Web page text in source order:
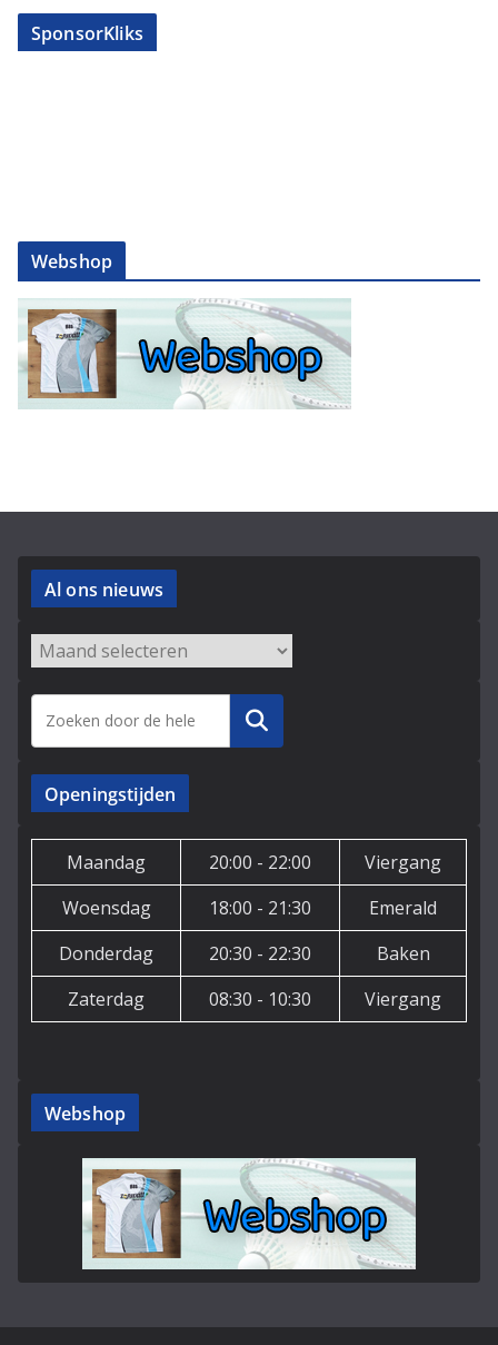
SponsorKliks
Webshop
Al ons nieuws
Archieven
Zoeken
Openingstijden
Maandag 20:00 - 22:00
Viergang
Woensdag
18:00 - 21:30
Emerald
Donderdag
20:30 - 22:30
Baken
Zaterdag
08:30 - 10:30 Viergang
Webshop